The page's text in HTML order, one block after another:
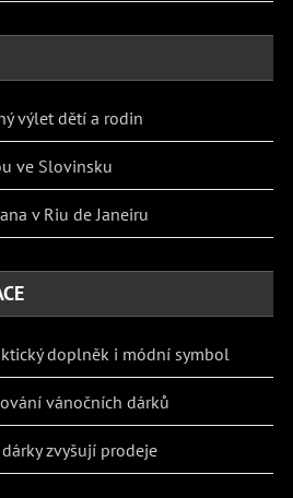
výlet dětí a rodin
ve Slovinsku
v Riu de Janeiru
doplněk i módní symbol
vánočních dárků
zvyšují prodeje